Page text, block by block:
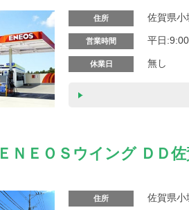
住所 佐賀県小
営業時間 平日
休業日 無し
ＥＮＥＯＳウイング ＤＤ
住所 佐賀県小